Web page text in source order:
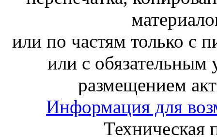
или по частям только с
или с
размещением
Информация для
Техническая